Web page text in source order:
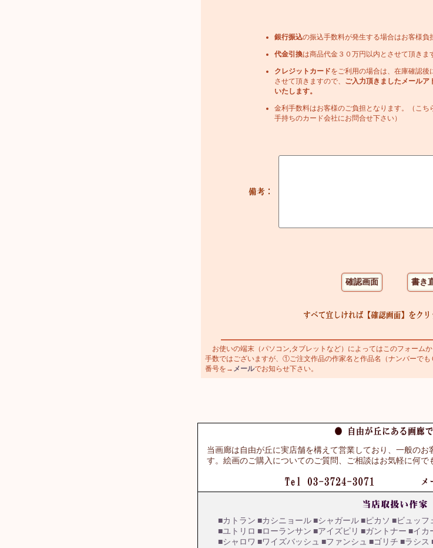
銀行振込の振込手数料が発生する場合はお客様負
代金引換は商品代金３０万円以内とさせて頂きま
クレジットカードをご利用の場合は、在庫確認
させて頂きますので、 ご入力頂きましたメールア
いたします。
金利手数料はお客様のご負担となります。（こち
手持ちのカード会社にお問合せ下さい）
お使いの端末（パソコン,タブレットなど）によってはこのフォーム
手数ではございますが、①ご注文作品の作家名と作品名（ナンバーで
番号を→ メールでお知らせ下さい。
当画廊は自由が丘に実店舗を構えて営業しており、一般のお
す。絵画のご購入についてのご質問、ご相談はお気軽に何で
■カトラン ■カシニョール ■シャガール ■ピカソ ■ビュッフ
■ユトリロ ■ローランサン ■アイズピリ ■ガントナー ■イカ
■シャロワ ■ワイズバッシュ ■ファンシュ ■ゴリチ ■ラシス